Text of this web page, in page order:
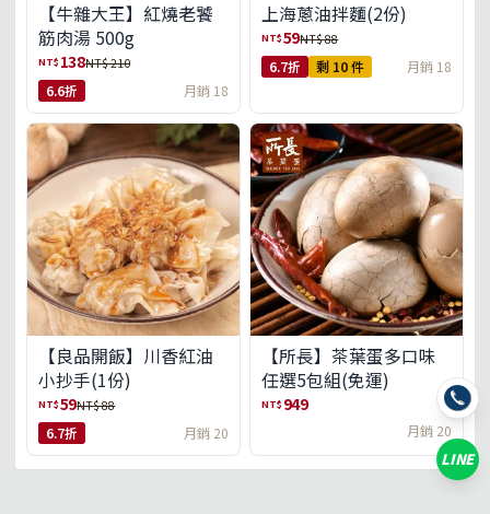
【牛雜大王】紅燒老饕
筋肉湯 500g
NT$ 138NT$ 210
6.6折 月銷 18
上海蔥油拌麵(2份)
NT$59NT$ 88
6.7折 剩 10 件 月銷 18
【良品開飯】川香紅油
小抄手(1份)
NT$59NT$ 88
6.7折 月銷 20
【所長】茶葉蛋多口味
任選5包組(免運)
NT$ 949
月銷 20
LINE